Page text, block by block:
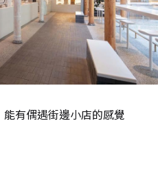
有偶遇街邊小店的感覺